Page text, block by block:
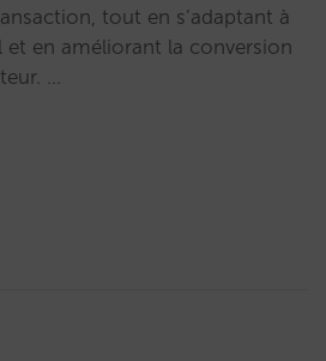
tout en s’adaptant à
et en améliorant la conversion
…